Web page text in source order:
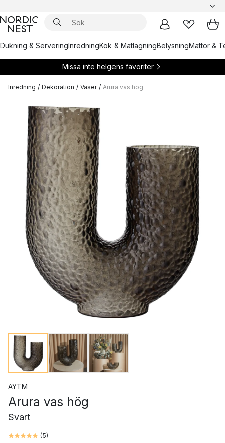
Dukning & ServeringInredningKök & MatlagningBelysningMattor &
Missa inte helgens favoriter
Inredning / Dekoration / Vaser / Arura vas hög
AYTM
Arura vas hög
Svart
(5)